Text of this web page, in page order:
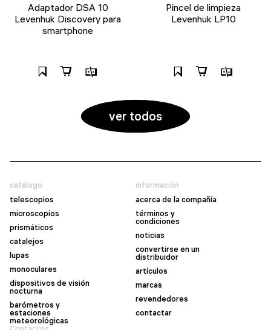
Adaptador DSA 10
Levenhuk Discovery para
smartphone
Pincel de limpieza
Levenhuk LP10
ver todos
catálogo
telescopios
microscopios
prismáticos
catalejos
lupas
monoculares
dispositivos de visión
nocturna
barómetros y
estaciones
meteorológicas
información
acerca de la compañía
términos y
condiciones
noticias
convertirse en un
distribuidor
artículos
marcas
revendedores
contactar